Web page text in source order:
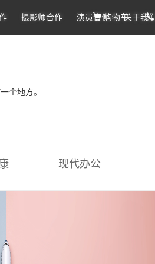
摄影师合作 演员合作 关于我们
购物车
个地方。
现代办公